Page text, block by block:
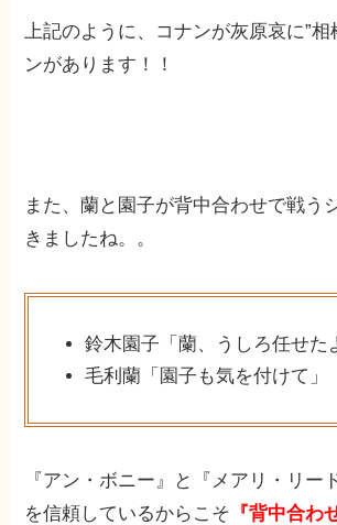
上記のように、コナンが灰原哀に”相
ンがあります！！
また、蘭と園子が背中合わせで戦う
きましたね。。
鈴木園子「蘭、うしろ任せた
毛利蘭「園子も気を付けて」
『アン・ボニー』と『メアリ・リー
を信頼しているからこそ 『背中合わ